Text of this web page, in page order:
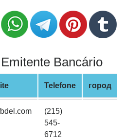
Bancário
Telefone город
(215)
545-
6712